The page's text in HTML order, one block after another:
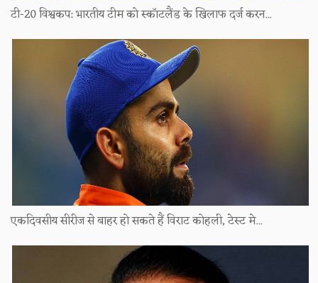
टी-20 विश्वकप: भारतीय टीम को स्कॉटलैंड के खिलाफ दर्ज करन...
एकदिवसीय सीरीज से बाहर हो सकते हैं विराट कोहली, टेस्ट मे...